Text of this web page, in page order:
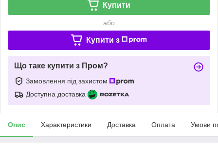
Купити
або
Купити з
Що таке купити з Пром?
Замовлення під захистом
Доступна доставка
Опис Характеристики Доставка Оплата Умови